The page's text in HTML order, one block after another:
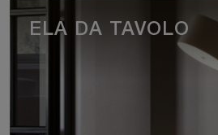
ELA DA TAVOLO